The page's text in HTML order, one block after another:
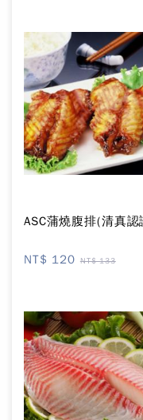
ASC蒲燒腹排(清真認
NT$ 120 NT$ 133